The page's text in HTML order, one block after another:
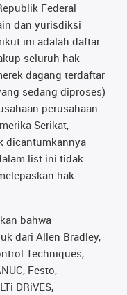
Federal
dan yurisdiksi
ini adalah daftar
seluruh hak
dagang terdaftar
sedang diproses)
perusahaan
Serikat,
dicantumkannya
list ini tidak
hak
bahwa
dari Allen Bradley,
Techniques,
Festo,
DRiVES,